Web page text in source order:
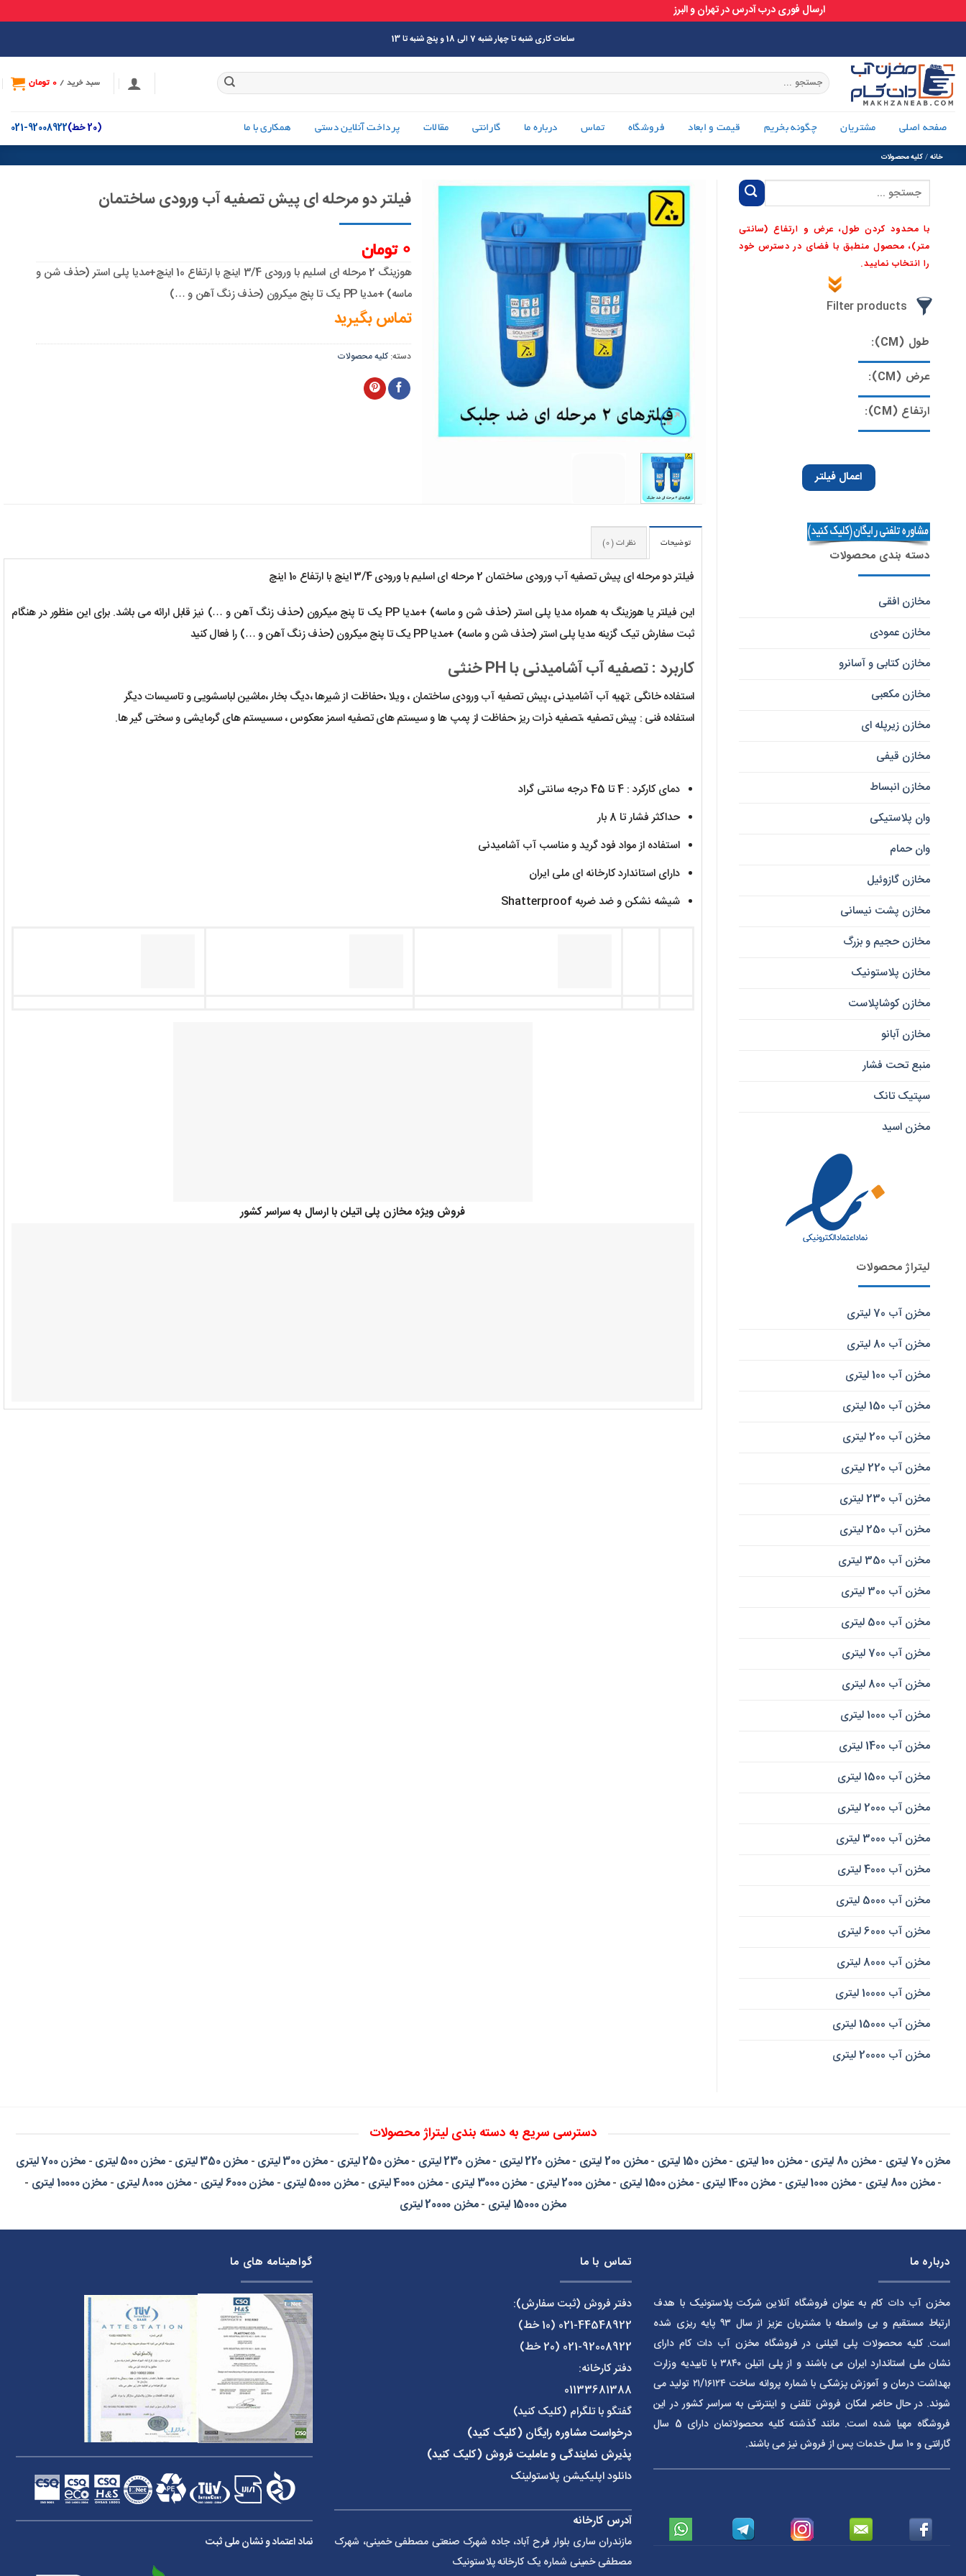
ارسال فوری درب آدرس در تهران و البرز
to
content
ساعات کاری شنبه تا چهار شنبه 7 الی 18 و پنج شنبه تا 13
جستجو
برای:
سبد خرید / 0 تومان
صفحه اصلی مشتریان چگونه بخریم قیمت و ابعاد فروشگاه تماس درباره ما گارانتی مقالات پرداخت آنلاین دستی همکاری با ما (20 خط) 92008922-021
خانه/کلیه محصولات
جستجو
برای:
با محدود کردن طول، عرض و ارتفاع (سانتی
متر)، محصول منطبق با فضای در دسترس خود
را انتخاب نمایید.
Filter products
طول (CM):
عرض (CM):
ارتفاع (CM):
اعمال فیلتر
دسته بندی محصولات
مخازن افقی
مخازن عمودی
مخازن کتابی و آسانرو
مخازن مکعبی
مخازن زیرپله ای
مخازن قیفی
مخازن انبساط
وان پلاستیکی
وان حمام
مخازن گازوئیل
مخازن پشت نیسانی
مخازن حجیم و بزرگ
مخازن پلاستونیک
مخازن کوشاپلاست
مخازن آبانو
منبع تحت فشار
سپتیک تانک
مخزن اسید
لیتراژ محصولات
مخزن آب 70 لیتری
مخزن آب 80 لیتری
مخزن آب 100 لیتری
مخزن آب 150 لیتری
مخزن آب 200 لیتری
مخزن آب 220 لیتری
مخزن آب 230 لیتری
مخزن آب 250 لیتری
مخزن آب 350 لیتری
مخزن آب 300 لیتری
مخزن آب 500 لیتری
مخزن آب 700 لیتری
مخزن آب 800 لیتری
مخزن آب 1000 لیتری
مخزن آب 1400 لیتری
مخزن آب 1500 لیتری
مخزن آب 2000 لیتری
مخزن آب 3000 لیتری
مخزن آب 4000 لیتری
مخزن آب 5000 لیتری
مخزن آب 6000 لیتری
مخزن آب 8000 لیتری
مخزن آب 10000 لیتری
مخزن آب 15000 لیتری
مخزن آب 20000 لیتری
فیلتر دو مرحله ای پیش تصفیه آب ورودی ساختمان
0 تومان
هوزینگ 2 مرحله ای اسلیم با ورودی 3/4 اینچ با ارتفاع 10 اینچ+مدیا پلی استر (حذف شن و
ماسه) +مدیا PP یک تا پنج میکرون (حذف زنگ آهن و …)
تماس بگیرید
دسته: کلیه محصولات
توضیحات نظرات (0)
فیلتر دو مرحله ای پیش تصفیه آب ورودی ساختمان 2 مرحله ای اسلیم با ورودی 3/4 اینچ با ارتفاع 10 اینچ
این فیلتر یا هوزینگ به همراه مدیا پلی استر (حذف شن و ماسه) +مدیا PP یک تا پنج میکرون (حذف زنگ آهن و …) نیز قابل ارائه می باشد. برای این منظور در هنگام
ثبت سفارش تیک گزینه مدیا پلی استر (حذف شن و ماسه) +مدیا PP یک تا پنج میکرون (حذف زنگ آهن و …) را فعال کنید
کاربرد : تصفیه آب آشامیدنی با PH خنثی
استفاده خانگی :تهیه آب آشامیدنی ،پیش تصفیه آب ورودی ساختمان ، ویلا ،حفاظت از شیرها ،دیگ بخار ،ماشین لباسشویی و تاسیسات دیگر
استفاده فنی : پیش تصفیه ،تصفیه ذرات ریز ،حفاظت از پمپ ها و سیستم های تصفیه اسمز معکوس ، سسیستم های گرمایشی و سختی گیر ها.
دمای کارکرد : 4 تا 45 درجه سانتی گراد
حداکثر فشار تا 8 بار
استفاده از مواد فود گرید و مناسب آب آشامیدنی
دارای استاندارد کارخانه ای ملی ایران
شیشه نشکن و ضد ضربه Shatterproof
فروش ویژه مخازن پلی اتیلن با ارسال به سراسر کشور
دسترسی سریع به دسته بندی لیتراژ محصولات
مخزن 70 لیتری -مخزن 80 لیتری -مخزن 100 لیتری -مخزن 150 لیتری -مخزن 200 لیتری -مخزن 220 لیتری -مخزن 230 لیتری -مخزن 250 لیتری -مخزن 300 لیتری -مخزن 350 لیتری -مخزن 500 لیتری - مخزن 700 لیتری
-مخزن 800 لیتری -مخزن 1000 لیتری -مخزن 1400 لیتری -مخزن 1500 لیتری -مخزن 2000 لیتری -مخزن 3000 لیتری -مخزن 4000 لیتری -مخزن 5000 لیتری - مخزن 6000 لیتری -مخزن 8000 لیتری -مخزن 10000 لیتری
-
مخزن 15000 لیتری
-مخزن 20000 لیتری
درباره ما
مخزن آب دات کام به عنوان فروشگاه آنلاین شرکت پلاستونیک با هدف
ارتباط مستقیم و بی واسطه با مشتریان عزیز از سال ۹۳ پایه ریزی شده
است. کلیه محصولات پلی اتیلنی در فروشگاه مخزن آب دات کام دارای
نشان ملی استاندارد ایران می باشند و از پلی اتیلن ۳۸۴۰ با تاییدیه وزارت
بهداشت درمان و آموزش پزشکی با شماره پروانه ساخت ۲۱/۱۶۱۲۴ تولید می
شوند. در حال حاضر امکان فروش تلفنی و اینترنتی به سراسر کشور در این
فروشگاه مهیا شده است. مانند گذشته کلیه محصولاتمان دارای 5 سال
گارانتی و ۱۰ سال خدمات پس از فروش نیز می باشند.
تماس با ما
دفتر فروش (ثبت سفارش):
021-44548922 (10 خط)
021-92008922 (20 خط)
دفتر کارخانه:
01133681388
گفتگو با تلگرام (کلیک کنید)
درخواست مشاوره رایگان (کلیک کنید)
پذیرش نمایندگی و عاملیت فروش (کلیک کنید)
دانلود اپلیکیشن پلاستولینک
آدرس کارخانه
مازندران ساری بلوار فرح آباد، جاده شهرک صنعتی مصطفی خمینی، شهرک
مصطفی خمینی شماره یک کارخانه پلاستونیک
گواهینامه های ما
نماد اعتماد و نشان ملی ثبت